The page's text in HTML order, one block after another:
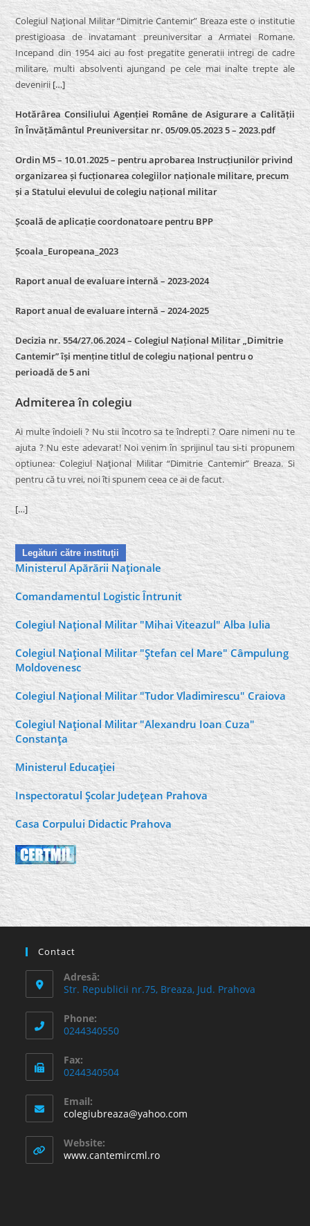
Colegiul Naţional Militar “Dimitrie Cantemir” Breaza este o institutie
prestigioasa de invatamant preuniversitar a Armatei Romane.
Incepand din 1954 aici au fost pregatite generatii intregi de cadre
militare, multi absolventi ajungand pe cele mai inalte trepte ale
devenirii […]
Hotărârea Consiliului Agenției Române de Asigurare a Calității
în Învățământul Preuniversitar nr. 05/09.05.2023 5 – 2023.pdf
Ordin M5 – 10.01.2025 – pentru aprobarea Instrucțiunilor privind
organizarea și fucționarea colegiilor naționale militare, precum
și a Statului elevului de colegiu național militar
Școală de aplicație coordonatoare pentru BPP
Școala_Europeana_2023
Raport anual de evaluare internă – 2023-2024
Raport anual de evaluare internă –2024-2025
Decizia nr. 554/27.06.2024 – Colegiul Național Militar „Dimitrie
Cantemir” își menține titlul de colegiu național pentru o
perioadă de 5 ani
Admiterea în colegiu
Ai multe îndoieli ? Nu stii încotro sa te îndrepti ? Oare nimeni nu te
ajuta ? Nu este adevarat! Noi venim în sprijinul tau si-ti propunem
optiunea: Colegiul Naţional Militar “Dimitrie Cantemir” Breaza. Si
pentru că tu vrei, noi îti spunem ceea ce ai de facut.
[…]
Legături către instituţii
Ministerul Apărării Naţionale
Comandamentul Logistic Întrunit
Colegiul Naţional Militar "Mihai Viteazul" Alba Iulia
Colegiul Naţional Militar "Ştefan cel Mare" Câmpulung
Moldovenesc
Colegiul Naţional Militar "Tudor Vladimirescu" Craiova
Colegiul Naţional Militar "Alexandru Ioan Cuza"
Constanţa
Ministerul Educaţiei
Inspectoratul Şcolar Judeţean Prahova
Casa Corpului Didactic Prahova
Contact
Adresă:
Str. Republicii nr.75, Breaza, Jud. Prahova
Phone:
0244340550
Fax:
0244340504
Email:
colegiubreaza@yahoo.com
Website:
www.cantemircml.ro